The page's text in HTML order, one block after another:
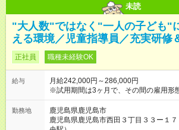
未読
"大人数"ではなく"一人の子ども"
える環境／児童指導員／充実研修
正社員 職種未経験OK
給与
月給242,000円～286,000円
※試用期間は3ヶ月で、その間の雇用形
かの条件に変更はありません。 【試用期間】試用期間あり 試用
期間の長さ：3ヶ月 雇用形態、給与は本
勤務地
鹿児島県鹿児島市
鹿児島県鹿児島市西田３丁目３３ー１